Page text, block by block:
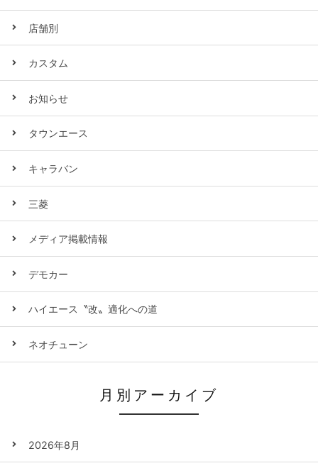
店舗別
カスタム
お知らせ
タウンエース
キャラバン
三菱
メディア掲載情報
デモカー
ハイエース〝改〟適化への道
ネオチューン
月別アーカイブ
2026年8月